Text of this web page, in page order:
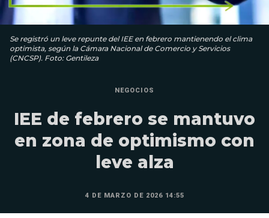
Se registró un leve repunte del IEE en febrero mantienendo el clima
optimista, según la Cámara Nacional de Comercio y Servicios
(CNCSP). Foto: Gentileza
NEGOCIOS
IEE de febrero se mantuvo
en zona de optimismo con
leve alza
4 DE MARZO DE 2026 14:55